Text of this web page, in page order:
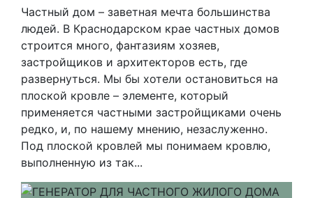
Частный дом – заветная мечта большинства
людей. В Краснодарском крае частных домов
строится много, фантазиям хозяев,
застройщиков и архитекторов есть, где
развернуться. Мы бы хотели остановиться на
плоской кровле – элементе, который
применяется частными застройщиками очень
редко, и, по нашему мнению, незаслуженно.
Под плоской кровлей мы понимаем кровлю,
выполненную из так...